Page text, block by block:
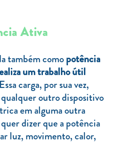
Ativa
também comopotência
um trabalho útil
Essa carga, por sua vez,
outro dispositivo
em alguma outra
dizer que a potência
luz, movimento, calor,